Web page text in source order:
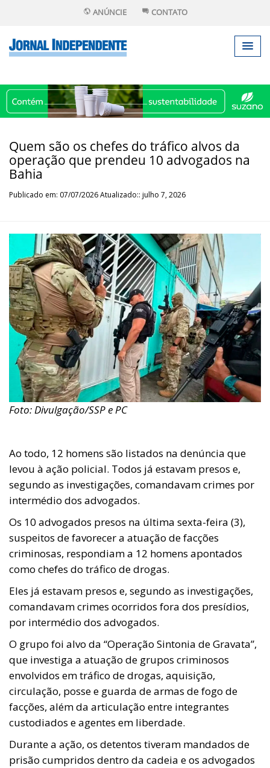
ANÚNCIE CONTATO
Quem são os chefes do tráfico alvos da
operação que prendeu 10 advogados na
Bahia
Publicado em: 07/07/2026 Atualizado:: julho 7, 2026
Foto: Divulgação/SSP e PC
Ao todo, 12 homens são listados na denúncia que
levou à ação policial. Todos já estavam presos e,
segundo as investigações, comandavam crimes por
intermédio dos advogados.
Os 10 advogados presos na última sexta-feira (3),
suspeitos de favorecer a atuação de facções
criminosas, respondiam a 12 homens apontados
como chefes do tráfico de drogas.
Eles já estavam presos e, segundo as investigações,
comandavam crimes ocorridos fora dos presídios,
por intermédio dos advogados.
O grupo foi alvo da “Operação Sintonia de Gravata”,
que investiga a atuação de grupos criminosos
envolvidos em tráfico de drogas, aquisição,
circulação, posse e guarda de armas de fogo de
facções, além da articulação entre integrantes
custodiados e agentes em liberdade.
Durante a ação, os detentos tiveram mandados de
prisão cumpridos dentro da cadeia e os advogados